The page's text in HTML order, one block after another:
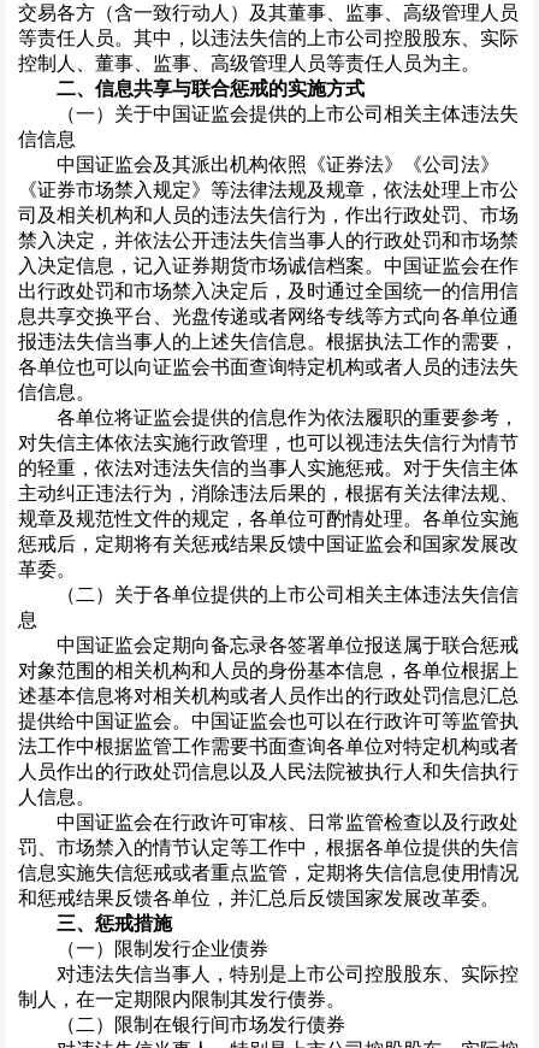
交易各方（含一致行动人）及其董事、监事、高级管理人员
等责任人员。其中，以违法失信的上市公司控股股东、实际
控制人、董事、监事、高级管理人员等责任人员为主。
二、信息共享与联合惩戒的实施方式
（一）关于中国证监会提供的上市公司相关主体违法失
信信息
中国证监会及其派出机构依照《证券法》《公司法》
《证券市场禁入规定》等法律法规及规章，依法处理上市公
司及相关机构和人员的违法失信行为，作出行政处罚、市场
禁入决定，并依法公开违法失信当事人的行政处罚和市场禁
入决定信息，记入证券期货市场诚信档案。中国证监会在作
出行政处罚和市场禁入决定后，及时通过全国统一的信用信
息共享交换平台、光盘传递或者网络专线等方式向各单位通
报违法失信当事人的上述失信信息。根据执法工作的需要，
各单位也可以向证监会书面查询特定机构或者人员的违法失
信信息。
各单位将证监会提供的信息作为依法履职的重要参考，
对失信主体依法实施行政管理，也可以视违法失信行为情节
的轻重，依法对违法失信的当事人实施惩戒。对于失信主体
主动纠正违法行为，消除违法后果的，根据有关法律法规、
规章及规范性文件的规定，各单位可酌情处理。各单位实施
惩戒后，定期将有关惩戒结果反馈中国证监会和国家发展改
革委。
（二）关于各单位提供的上市公司相关主体违法失信信
息
中国证监会定期向备忘录各签署单位报送属于联合惩戒
对象范围的相关机构和人员的身份基本信息，各单位根据上
述基本信息将对相关机构或者人员作出的行政处罚信息汇总
提供给中国证监会。中国证监会也可以在行政许可等监管执
法工作中根据监管工作需要书面查询各单位对特定机构或者
人员作出的行政处罚信息以及人民法院被执行人和失信执行
人信息。
中国证监会在行政许可审核、日常监管检查以及行政处
罚、市场禁入的情节认定等工作中，根据各单位提供的失信
信息实施失信惩戒或者重点监管，定期将失信信息使用情况
和惩戒结果反馈各单位，并汇总后反馈国家发展改革委。
三、惩戒措施
（一）限制发行企业债券
对违法失信当事人，特别是上市公司控股股东、实际控
制人，在一定期限内限制其发行债券。
（二）限制在银行间市场发行债券